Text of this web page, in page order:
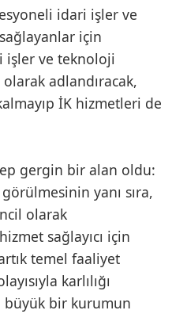
idari işler ve
için
işler ve teknoloji
adlandıracak,
İK hizmetleri de
gergin bir alan oldu:
yanı sıra,
olarak
sağlayıcı için
temel faaliyet
karlılığı
büyük bir kurumun